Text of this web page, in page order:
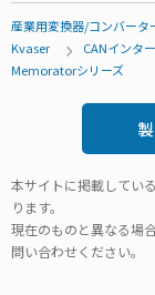
産業用変換器/コンバータ
Kvaser
CANインタ
Memoratorシリーズ
本サイトに掲載してい
ります。
現在のものと異なる場
問い合わせください。